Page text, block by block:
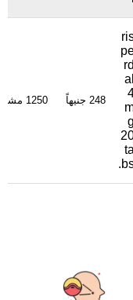
rd
al
g
ta
248 جنيهاً 1250 مشاهدة